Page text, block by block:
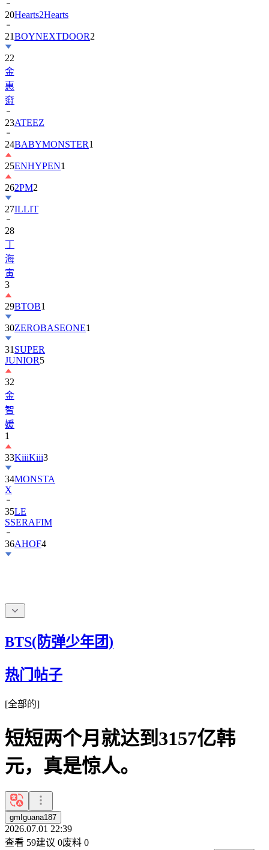
20Hearts2Hearts
21BOYNEXTDOOR2
22
金
惠
奫
23ATEEZ
24BABYMONSTER1
25ENHYPEN1
262PM2
27ILLIT
28
丁
海
寅
3
29BTOB1
30ZEROBASEONE1
31 SUPER
JUNIOR5
32
金
智
媛
1
33KiiiKiii3
34MONSTA
X
35LE
SSERAFIM
36AHOF4
BTS(防弹少年团)
热门帖子
[全部的]
短短两个月就达到3157亿韩
元，真是惊人。
gmIguana187
2026.07.01 22:39
查看 59建议 0废料 0